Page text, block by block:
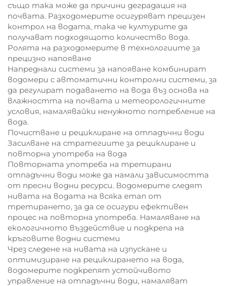
също така може да причини деградация на
почвата. Разходомерите осигуряват прецизен
контрол на водата, така че културите да
получават подходящото количество вода.
Ролята на разходомерите в технологиите за
прецизно напояване
Напреднали системи за напояване комбинират
водомери с автоматични контролни системи, за
да регулират подаването на вода въз основа на
влажността на почвата и метеорологичните
условия, намалявайки ненужното потребление на
вода.
Почистване и рециклиране на отпадъчни води
Засилване на стратегиите за рециклиране и
повторна употреба на вода
Повторната употреба на третирани
отпадъчни води може да намали зависимостта
от пресни водни ресурси. Водомерите следят
нивата на водата на всяка етап от
третирането, за да се осигури ефективен
процес на повторна употреба. Намаляване на
екологичното въздействие и подкрепа на
кръговите водни системи
Чрез следене на нивата на изпускане и
оптимизиране на рециклирането на вода,
водомерите подкрепят устойчивото
управление на отпадъчни води, намаляват